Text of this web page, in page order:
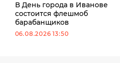
В День города в Иванове
состоится флешмоб
барабанщиков
06.08.2026 13:50